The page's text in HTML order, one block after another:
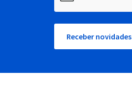
Receber novidades